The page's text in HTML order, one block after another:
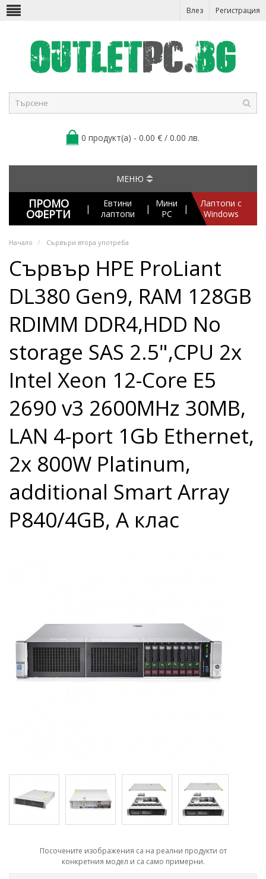
Влез Регистрация
0 продукт(а) - 0.00 € / 0.00 лв.
МЕНЮ
ПРОМО
ОФЕРТИ |
Евтини
лаптопи
|
Мини
PC
|
Лаптопи с
Windows
Начало Сървъри втора употреба
Сървър HPE ProLiant
DL380 Gen9, RAM 128GB
RDIMM DDR4,HDD No
storage SAS 2.5",CPU 2x
Intel Xeon 12-Core E5
2690 v3 2600MHz 30MB,
LAN 4-port 1Gb Ethernet,
2x 800W Platinum,
additional Smart Array
P840/4GB, A клас
Посочените изображения са на реални продукти от
конкретния модел и са само примерни.